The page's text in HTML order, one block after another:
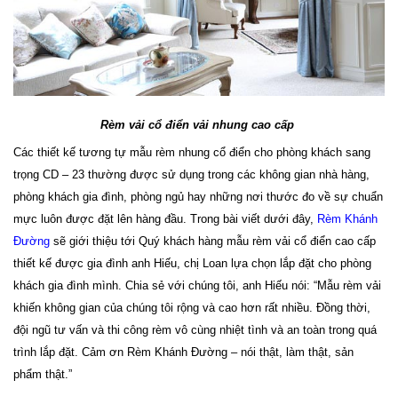
Rèm vải cổ điển vải nhung cao cấp
Các thiết kế tương tự mẫu rèm nhung cổ điển cho phòng khách sang
trọng CD – 23 thường được sử dụng trong các không gian nhà hàng,
phòng khách gia đình, phòng ngủ hay những nơi thước đo về sự chuẩn
mực luôn được đặt lên hàng đầu. Trong bài viết dưới đây, Rèm Khánh
Đường sẽ giới thiệu tới Quý khách hàng mẫu rèm vải cổ điển cao cấp
thiết kế được gia đình anh Hiếu, chị Loan lựa chọn lắp đặt cho phòng
khách gia đình mình. Chia sẻ với chúng tôi, anh Hiếu nói: “Mẫu rèm vải
khiến không gian của chúng tôi rộng và cao hơn rất nhiều. Đồng thời,
đội ngũ tư vấn và thi công rèm vô cùng nhiệt tình và an toàn trong quá
trình lắp đặt. Cảm ơn Rèm Khánh Đường – nói thật, làm thật, sản
phẩm thật.”